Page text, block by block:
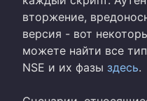
вторжение,
версия - вот
можете найти все
NSE и их фазы здесь.